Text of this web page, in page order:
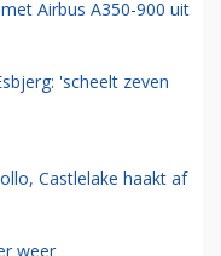
Airbus A350-900 uit
'scheelt zeven
Castlelake haakt af
weer